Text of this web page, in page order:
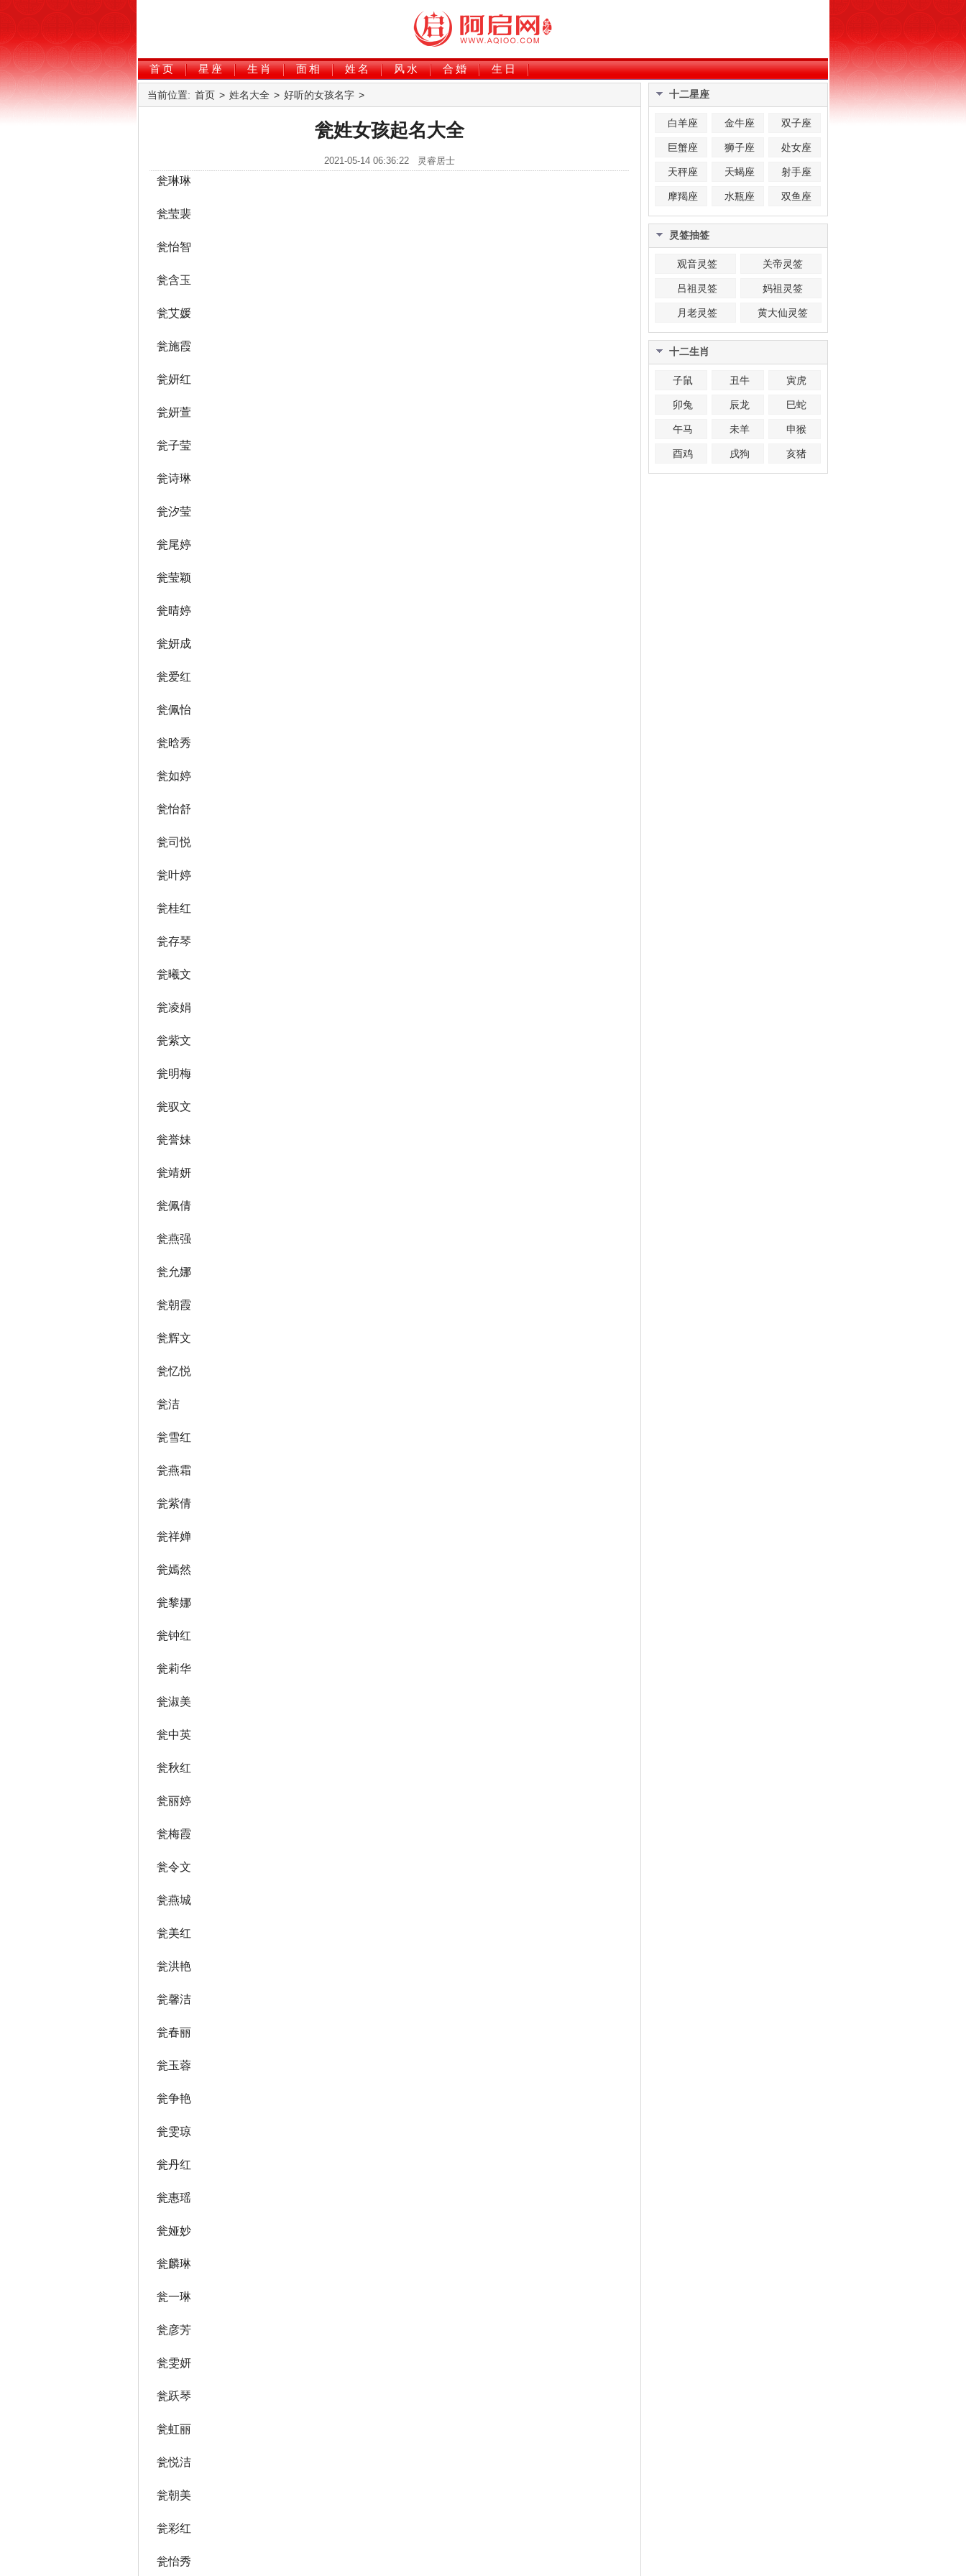
首页 星座 生肖 面相 姓名 风水 合婚 生日
当前位置: 首页 > 姓名大全 > 好听的女孩名字 >
瓮姓女孩起名大全
2021-05-14 06:36:22 灵睿居士
瓮琳琳
瓮莹裴
瓮怡智
瓮含玉
瓮艾媛
瓮施霞
瓮妍红
瓮妍萱
瓮子莹
瓮诗琳
瓮汐莹
瓮尾婷
瓮莹颖
瓮晴婷
瓮妍成
瓮爱红
瓮佩怡
瓮晗秀
瓮如婷
瓮怡舒
瓮司悦
瓮叶婷
瓮桂红
瓮存琴
瓮曦文
瓮凌娟
瓮紫文
瓮明梅
瓮驭文
瓮誉妹
瓮靖妍
瓮佩倩
瓮燕强
瓮允娜
瓮朝霞
瓮辉文
瓮忆悦
瓮洁
瓮雪红
瓮燕霜
瓮紫倩
瓮祥婵
瓮嫣然
瓮黎娜
瓮钟红
瓮莉华
瓮淑美
瓮中英
瓮秋红
瓮丽婷
瓮梅霞
瓮令文
瓮燕城
瓮美红
瓮洪艳
瓮馨洁
瓮春丽
瓮玉蓉
瓮争艳
瓮雯琼
瓮丹红
瓮惠瑶
瓮娅妙
瓮麟琳
瓮一琳
瓮彦芳
瓮雯妍
瓮跃琴
瓮虹丽
瓮悦洁
瓮朝美
瓮彩红
瓮怡秀
十二星座
白羊座 金牛座 双子座
巨蟹座 狮子座 处女座
天秤座 天蝎座 射手座
摩羯座 水瓶座 双鱼座
灵签抽签
观音灵签 关帝灵签
吕祖灵签 妈祖灵签
月老灵签 黄大仙灵签
十二生肖
子鼠 丑牛 寅虎
卯兔 辰龙 巳蛇
午马 未羊 申猴
酉鸡 戌狗 亥猪